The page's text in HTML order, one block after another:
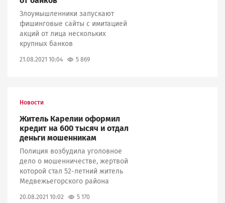
Злоумышленники запускают
фишинговые сайты с имитацией
акций от лица нескольких
крупных банков
21.08.2021 10:04 5 869
Новости
Житель Карелии оформил
кредит на 600 тысяч и отдал
деньги мошенникам
Полиция возбудила уголовное
дело о мошенничестве, жертвой
которой стал 52-летний житель
Медвежьегорского района
20.08.2021 10:02 5 170